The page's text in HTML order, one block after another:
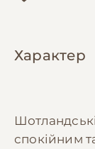
Характер
спокійним